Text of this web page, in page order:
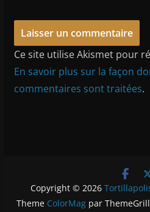
Ce site utilise Akismet pour
En savoir plus sur la façon
commentaires sont traitées.
Copyright © 2026
Theme ColorMag par